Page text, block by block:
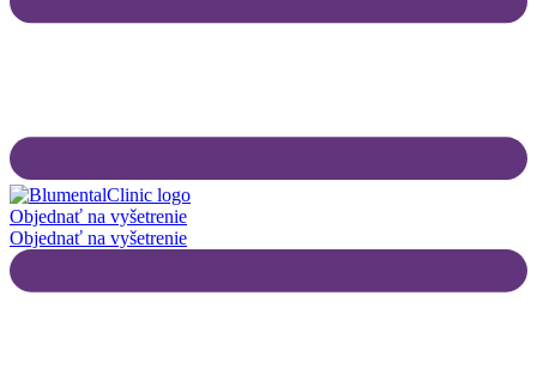
Objednať na vyšetrenie
Objednať na vyšetrenie